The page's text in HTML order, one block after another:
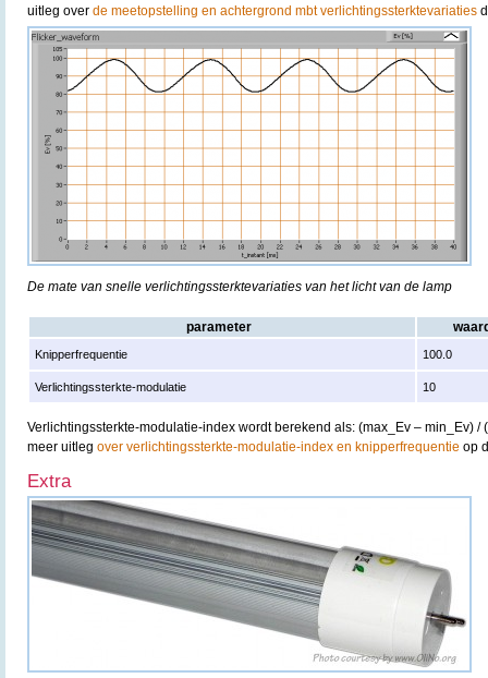
uitleg over de meetopstelling en achtergrond mbt verlichtingssterktevariaties
De mate van snelle verlichtingssterktevariaties van het licht van de lamp
parameter
Knipperfrequentie 100.0
Verlichtingssterkte-modulatie 10
Verlichtingssterkte-modulatie-index wordt berekend als: (max_Ev – min_Ev) /
meer uitleg over verlichtingssterkte-modulatie-index en knipperfrequentie op
Extra